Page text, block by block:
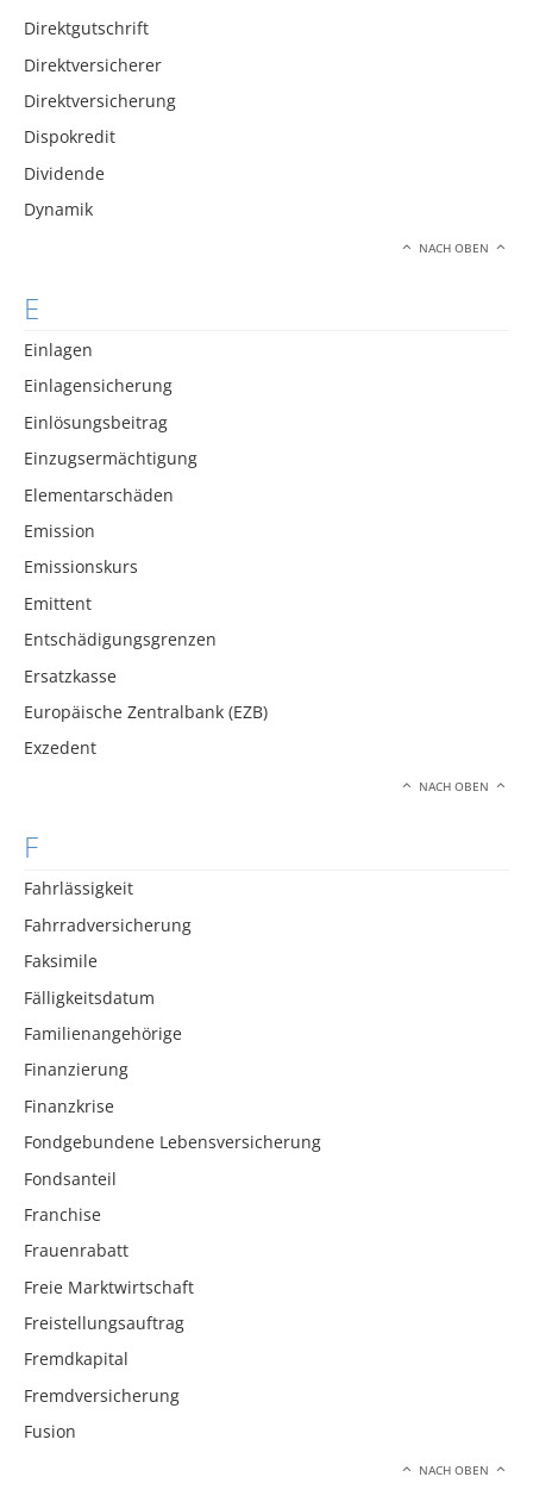
Direktgutschrift
Direktversicherer
Direktversicherung
Dispokredit
Dividende
Dynamik
NACH OBEN
E
Einlagen
Einlagensicherung
Einlösungsbeitrag
Einzugsermächtigung
Elementarschäden
Emission
Emissionskurs
Emittent
Entschädigungsgrenzen
Ersatzkasse
Europäische Zentralbank (EZB)
Exzedent
NACH OBEN
F
Fahrlässigkeit
Fahrradversicherung
Faksimile
Fälligkeitsdatum
Familienangehörige
Finanzierung
Finanzkrise
Fondgebundene Lebensversicherung
Fondsanteil
Franchise
Frauenrabatt
Freie Marktwirtschaft
Freistellungsauftrag
Fremdkapital
Fremdversicherung
Fusion
NACH OBEN